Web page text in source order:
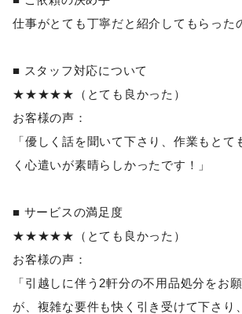
仕事がとても丁寧だと紹介してもらった
■ スタッフ対応について
★★★★★（とても良かった）
お客様の声：
「優しく話を聞いて下さり、作業もとて
く心遣いが素晴らしかったです！」
■ サービスの満足度
★★★★★（とても良かった）
お客様の声：
「引越しに伴う2軒分の不用品処分をお
が、複雑な要件も快く引き受けて下さり